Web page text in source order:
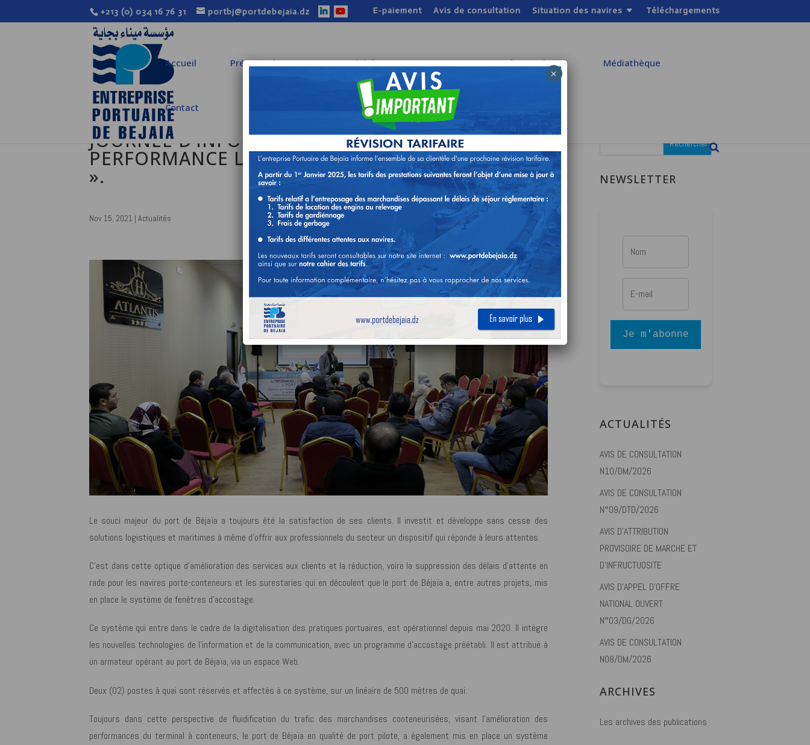
+213 (0) 034 16 76 31 portbj@portdebejaia.dz E-paiement Avis de consultation Situation des navires Téléchargements
Accueil Présentation Nos activités Nos atouts Infos pratiques Médiathèque
Contact
JOURNÉE D’INFORMATION SUR LE THÈME : « LA
PERFORMANCE LOGISTIQUE AU PORT DE BÉJAÏA
».
Nov 15, 2021 | Actualités
Le souci majeur du port de Béjaïa a toujours été la satisfaction de ses clients. Il investit et développe sans cesse des
solutions logistiques et maritimes à même d’offrir aux professionnels du secteur un dispositif qui réponde à leurs attentes.
C’est dans cette optique d’amélioration des services aux clients et la réduction, voire la suppression des délais d’attente en
rade pour les navires porte-conteneurs et les surestaries qui en découlent que le port de Béjaïa a, entre autres projets, mis
en place le système de fenêtres d’accostage.
Ce système qui entre dans le cadre de la digitalisation des pratiques portuaires, est opérationnel depuis mai 2020. Il intègre
les nouvelles technologies de l’information et de la communication, avec un programme d’accostage préétabli. Il est attribué à
un armateur opérant au port de Béjaïa, via un espace Web.
Deux (02) postes à quai sont réservés et affectés à ce système, sur un linéaire de 500 mètres de quai.
Toujours dans cette perspective de fluidification du trafic des marchandises conteneurisées, visant l’amélioration des
performances du terminal à conteneurs, le port de Béjaïa en qualité de port pilote, a également mis en place un système
NEWSLETTER
Je m'abonne
ACTUALITÉS
AVIS DE CONSULTATION
N10/DM/2026
AVIS DE CONSULTATION
N°09/DTD/2026
AVIS D’ATTRIBUTION
PROVISOIRE DE MARCHE ET
D’INFRUCTUOSITE
AVIS D’APPEL D’OFFRE
NATIONAL OUVERT
N°03/DG/2026
AVIS DE CONSULTATION
N08/DM/2026
ARCHIVES
Les archives des publications
×